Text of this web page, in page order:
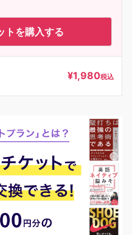
トを購入する
¥1,980税込